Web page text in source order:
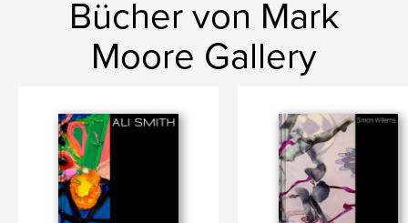
Bücher von Mark
Moore Gallery